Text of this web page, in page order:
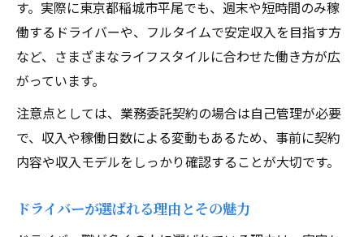
現場対応力が評価につながるポイント
キャリアアップに必要なスキルと知識
す。実際に東京都稲城市平尾でも、週末や短時間のみ稼
働するドライバーや、フルタイムで安定収入を目指す方
など、さまざまなライフスタイルに合わせた働き方が広
がっています。
注意点としては、業務委託契約の場合は自己管理が必要
で、収入や稼働日数による変動もあるため、事前に契約
内容や収入モデルをしっかり確認することが大切です。
ドライバーが選ばれる理由とその魅力